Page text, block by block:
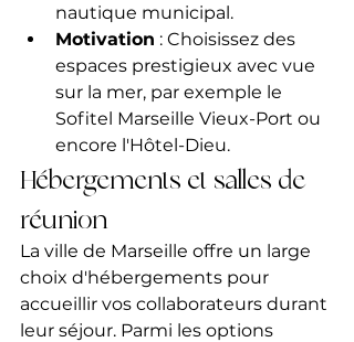
nautique municipal.
Motivation : Choisissez des
espaces prestigieux avec vue
sur la mer, par exemple le
Sofitel Marseille Vieux-Port ou
encore l'Hôtel-Dieu.
Hébergements et salles de
réunion
La ville de Marseille offre un large
choix d'hébergements pour
accueillir vos collaborateurs durant
leur séjour. Parmi les options